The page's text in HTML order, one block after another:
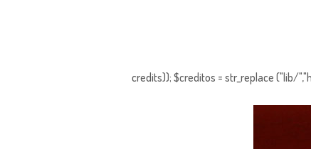
credits)); $creditos = str_replace ("lib/